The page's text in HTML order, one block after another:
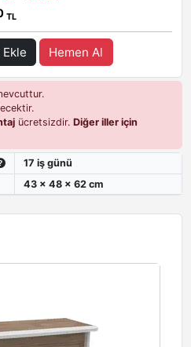
TL
Hemen Al
ücretsizdir. Diğer iller için
17 iş günü
43 x 48 x 62 cm